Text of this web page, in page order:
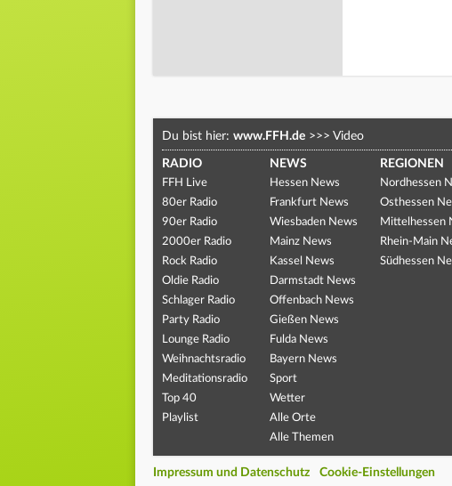
Du bist hier: www.FFH.de >>> Video
RADIO
FFH Live
80er Radio
90er Radio
2000er Radio
Rock Radio
Oldie Radio
Schlager Radio
Party Radio
Lounge Radio
Weihnachtsradio
Meditationsradio
Top 40
Playlist
NEWS
Hessen News
Frankfurt News
Wiesbaden News
Mainz News
Kassel News
Darmstadt News
Offenbach News
Gießen News
Fulda News
Bayern News
Sport
Wetter
Alle Orte
Alle Themen
REGIONEN
Nordhessen
Osthessen
Mittelhessen
Rhein-Main
Südhessen
Impressum und Datenschutz Cookie-Einstellungen